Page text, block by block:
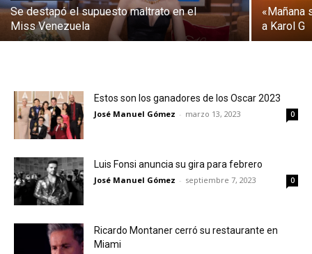
Se destapó el supuesto maltrato en el
Miss Venezuela
«Mañana
a Karol G
Estos son los ganadores de los Oscar 2023
José Manuel Gómez - marzo 13, 2023 0
Luis Fonsi anuncia su gira para febrero
José Manuel Gómez - septiembre 7, 2023 0
Ricardo Montaner cerró su restaurante en
Miami